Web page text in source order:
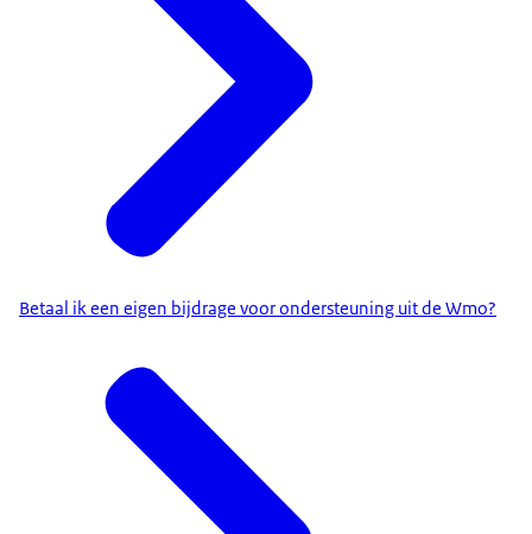
Betaal ik een eigen bijdrage voor ondersteuning uit de Wmo?